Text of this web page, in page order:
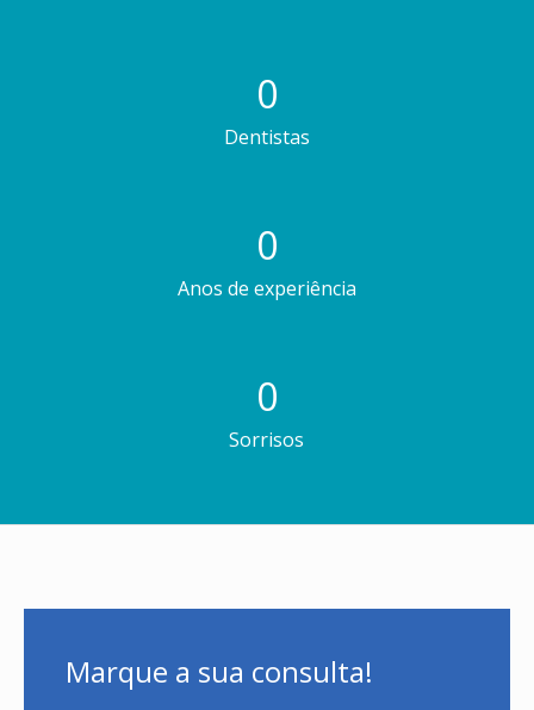
0
Dentistas
0
Anos de experiência
0
Sorrisos
Marque a sua consulta!